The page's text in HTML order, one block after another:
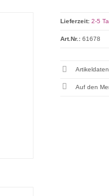
Lieferzeit: 2-5
Art.Nr.: 61678